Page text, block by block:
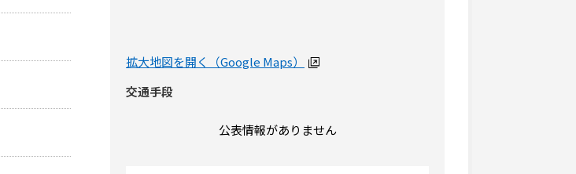
拡大地図を開く（Google Maps）
交通手段
公表情報がありません